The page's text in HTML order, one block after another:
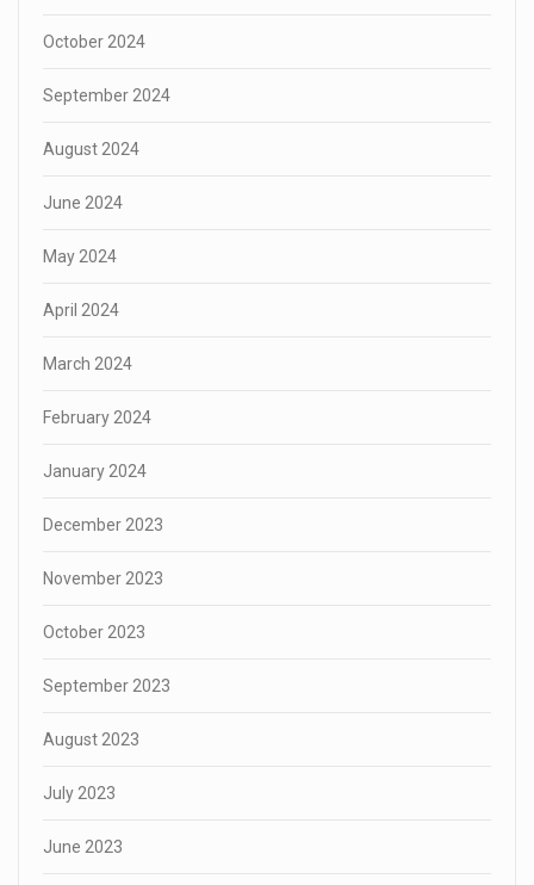
October 2024
September 2024
August 2024
June 2024
May 2024
April 2024
March 2024
February 2024
January 2024
December 2023
November 2023
October 2023
September 2023
August 2023
July 2023
June 2023